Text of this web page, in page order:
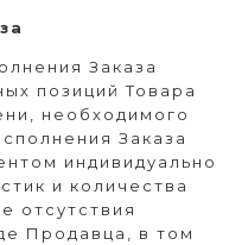
Заказа
позиций Товара
необходимого
Заказа
индивидуально
и количества
отсутствия
Продавца, в том